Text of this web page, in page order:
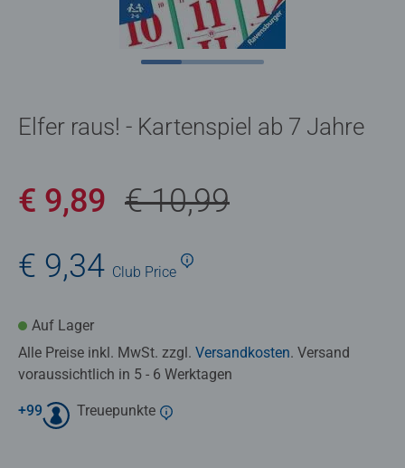
Elfer raus! - Kartenspiel ab 7 Jahre
€ 9,89 € 10,99
€ 9,34 Club Price
Auf Lager
Alle Preise inkl. MwSt. zzgl. Versandkosten. Versand
voraussichtlich in 5 - 6 Werktagen
+99 Treuepunkte